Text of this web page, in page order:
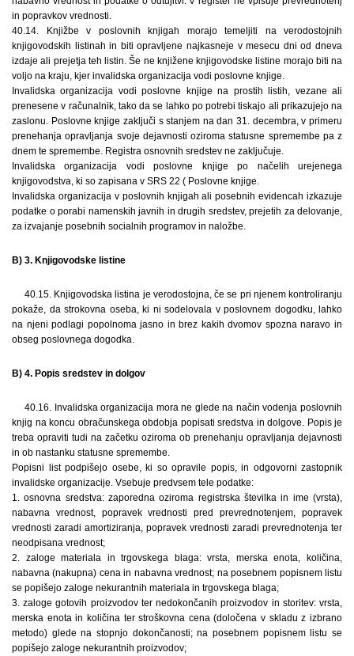
in popravkov vrednosti.
40.14. Knjižbe v poslovnih knjigah morajo temeljiti na verodostojnih
knjigovodskih listinah in biti opravljene najkasneje v mesecu dni od dneva
izdaje ali prejetja teh listin. Še ne knjižene knjigovodske listine morajo biti na
voljo na kraju, kjer invalidska organizacija vodi poslovne knjige.
Invalidska organizacija vodi poslovne knjige na prostih listih, vezane ali
prenesene v računalnik, tako da se lahko po potrebi tiskajo ali prikazujejo na
zaslonu. Poslovne knjige zaključi s stanjem na dan 31. decembra, v primeru
prenehanja opravljanja svoje dejavnosti oziroma statusne spremembe pa z
dnem te spremembe. Registra osnovnih sredstev ne zaključuje.
Invalidska organizacija vodi poslovne knjige po načelih urejenega
knjigovodstva, ki so zapisana v SRS 22 ( Poslovne knjige.
Invalidska organizacija v poslovnih knjigah ali posebnih evidencah izkazuje
podatke o porabi namenskih javnih in drugih sredstev, prejetih za delovanje,
za izvajanje posebnih socialnih programov in naložbe.
B) 3. Knjigovodske listine
40.15. Knjigovodska listina je verodostojna, če se pri njenem kontroliranju
pokaže, da strokovna oseba, ki ni sodelovala v poslovnem dogodku, lahko
na njeni podlagi popolnoma jasno in brez kakih dvomov spozna naravo in
obseg poslovnega dogodka.
B) 4. Popis sredstev in dolgov
40.16. Invalidska organizacija mora ne glede na način vodenja poslovnih
knjig na koncu obračunskega obdobja popisati sredstva in dolgove. Popis je
treba opraviti tudi na začetku oziroma ob prenehanju opravljanja dejavnosti
in ob nastanku statusne spremembe.
Popisni list podpišejo osebe, ki so opravile popis, in odgovorni zastopnik
invalidske organizacije. Vsebuje predvsem tele podatke:
1. osnovna sredstva: zaporedna oziroma registrska številka in ime (vrsta),
nabavna vrednost, popravek vrednosti pred prevrednotenjem, popravek
vrednosti zaradi amortiziranja, popravek vrednosti zaradi prevrednotenja ter
neodpisana vrednost;
2. zaloge materiala in trgovskega blaga: vrsta, merska enota, količina,
nabavna (nakupna) cena in nabavna vrednost; na posebnem popisnem listu
se popišejo zaloge nekurantnih materiala in trgovskega blaga;
3. zaloge gotovih proizvodov ter nedokončanih proizvodov in storitev: vrsta,
merska enota in količina ter stroškovna cena (določena v skladu z izbrano
metodo) glede na stopnjo dokončanosti; na posebnem popisnem listu se
popišejo zaloge nekurantnih proizvodov;